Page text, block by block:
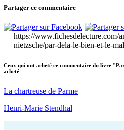
Partager ce commentaire
https://www.fichesdelecture.com/
nietzsche/par-dela-le-bien-et-le-
Ceux qui ont acheté ce commentaire du livre
acheté
La chartreuse de Parme
Henri-Marie Stendhal